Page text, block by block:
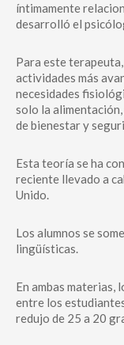
íntimamente
desarrolló el
Para este
actividades más
necesidades
solo la
de bienestar y
Esta teoría se ha
reciente llevado a
Unido.
Los alumnos se
lingüísticas.
En ambas
entre los
redujo de 25 a 20